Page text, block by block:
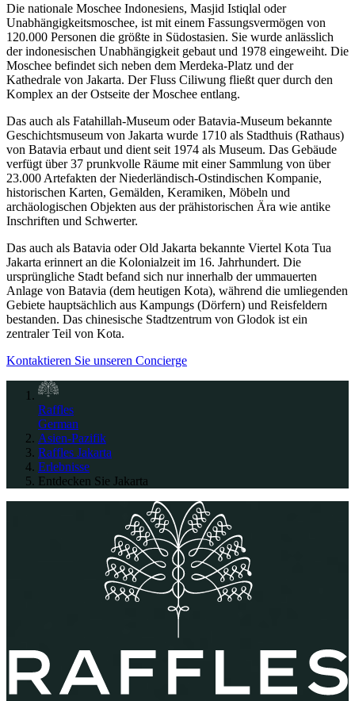
Die nationale Moschee Indonesiens, Masjid Istiqlal oder
Unabhängigkeitsmoschee, ist mit einem Fassungsvermögen von
120.000 Personen die größte in Südostasien. Sie wurde anlässlich
der indonesischen Unabhängigkeit gebaut und 1978 eingeweiht. Die
Moschee befindet sich neben dem Merdeka-Platz und der
Kathedrale von Jakarta. Der Fluss Ciliwung fließt quer durch den
Komplex an der Ostseite der Moschee entlang.
Das auch als Fatahillah-Museum oder Batavia-Museum bekannte
Geschichtsmuseum von Jakarta wurde 1710 als Stadthuis (Rathaus)
von Batavia erbaut und dient seit 1974 als Museum. Das Gebäude
verfügt über 37 prunkvolle Räume mit einer Sammlung von über
23.000 Artefakten der Niederländisch-Ostindischen Kompanie,
historischen Karten, Gemälden, Keramiken, Möbeln und
archäologischen Objekten aus der prähistorischen Ära wie antike
Inschriften und Schwerter.
Das auch als Batavia oder Old Jakarta bekannte Viertel Kota Tua
Jakarta erinnert an die Kolonialzeit im 16. Jahrhundert. Die
ursprüngliche Stadt befand sich nur innerhalb der ummauerten
Anlage von Batavia (dem heutigen Kota), während die umliegenden
Gebiete hauptsächlich aus Kampungs (Dörfern) und Reisfeldern
bestanden. Das chinesische Stadtzentrum von Glodok ist ein
zentraler Teil von Kota.
Kontaktieren Sie unseren Concierge
Raffles
German
Asien-Pazifik
Raffles Jakarta
Erlebnisse
Entdecken Sie Jakarta